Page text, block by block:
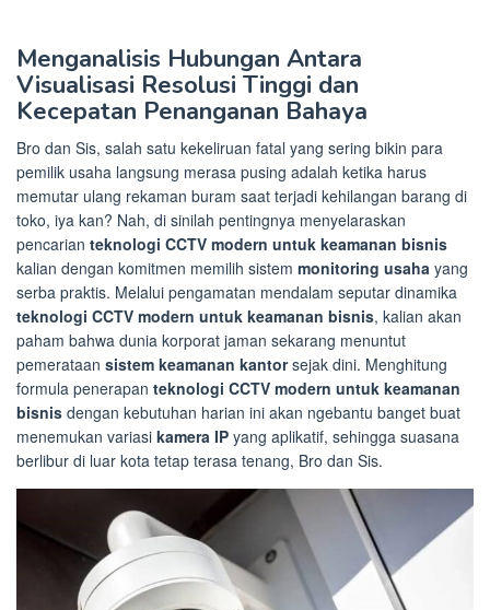
Menganalisis Hubungan Antara
Visualisasi Resolusi Tinggi dan
Kecepatan Penanganan Bahaya
Bro dan Sis, salah satu kekeliruan fatal yang sering bikin para
pemilik usaha langsung merasa pusing adalah ketika harus
memutar ulang rekaman buram saat terjadi kehilangan barang di
toko, iya kan? Nah, di sinilah pentingnya menyelaraskan
pencarian teknologi CCTV modern untuk keamanan bisnis
kalian dengan komitmen memilih sistem monitoring usaha yang
serba praktis. Melalui pengamatan mendalam seputar dinamika
teknologi CCTV modern untuk keamanan bisnis, kalian akan
paham bahwa dunia korporat jaman sekarang menuntut
pemerataan sistem keamanan kantorsejak dini. Menghitung
formula penerapan teknologi CCTV modern untuk keamanan
bisnis dengan kebutuhan harian ini akan ngebantu banget buat
menemukan variasi kamera IP yang aplikatif, sehingga suasana
berlibur di luar kota tetap terasa tenang, Bro dan Sis.